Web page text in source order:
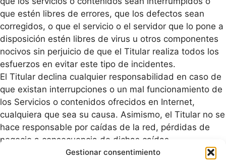
Gestionar consentimiento
que estén libres de errores, que los defectos sean
corregidos, o que el servicio o el servidor que lo pone a
disposición estén libres de virus u otros componentes
nocivos sin perjuicio de que el Titular realiza todos los
esfuerzos en evitar este tipo de incidentes.
El Titular declina cualquier responsabilidad en caso de
que existan interrupciones o un mal funcionamiento de
los Servicios o contenidos ofrecidos en Internet,
cualquiera que sea su causa. Asimismo, el Titular no se
hace responsable por caídas de la red, pérdidas de
negocio a consecuencia de dichas caídas,
suspensiones temporales de fluido eléctrico o cualquier